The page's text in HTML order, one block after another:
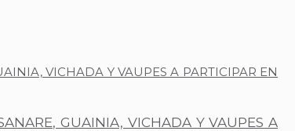
VICHADA Y VAUPES A PARTICIPAR EN
GUAINIA, VICHADA Y VAUPES A